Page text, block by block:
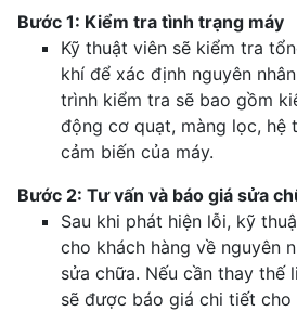
Bước 1: Kiểm tra tình trạng máy
Kỹ thuật viên sẽ kiểm tra
khí để xác định nguyên
trình kiểm tra sẽ bao gồm
động cơ quạt, màng lọc, hệ
cảm biến của máy.
Bước 2: Tư vấn và báo giá sửa
Sau khi phát hiện lỗi, kỹ
cho khách hàng về nguyên
sửa chữa. Nếu cần thay thế
sẽ được báo giá chi tiết